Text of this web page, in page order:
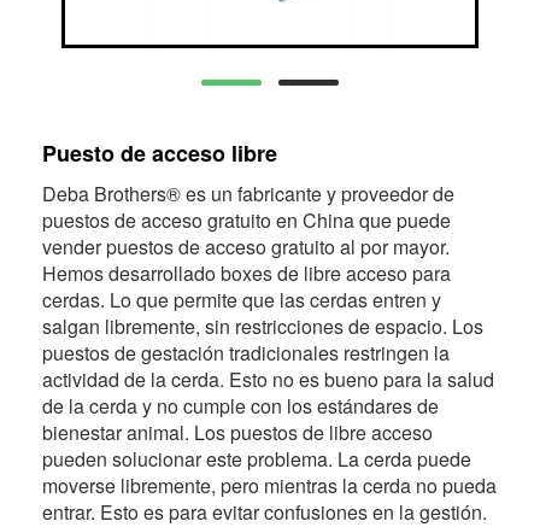
Puesto de acceso libre
Deba Brothers® es un fabricante y proveedor de
puestos de acceso gratuito en China que puede
vender puestos de acceso gratuito al por mayor.
Hemos desarrollado boxes de libre acceso para
cerdas. Lo que permite que las cerdas entren y
salgan libremente, sin restricciones de espacio. Los
puestos de gestación tradicionales restringen la
actividad de la cerda. Esto no es bueno para la salud
de la cerda y no cumple con los estándares de
bienestar animal. Los puestos de libre acceso
pueden solucionar este problema. La cerda puede
moverse libremente, pero mientras la cerda no pueda
entrar. Esto es para evitar confusiones en la gestión.